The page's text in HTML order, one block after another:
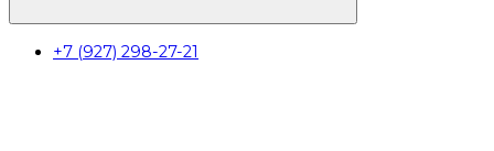
+7 (927) 298-27-21